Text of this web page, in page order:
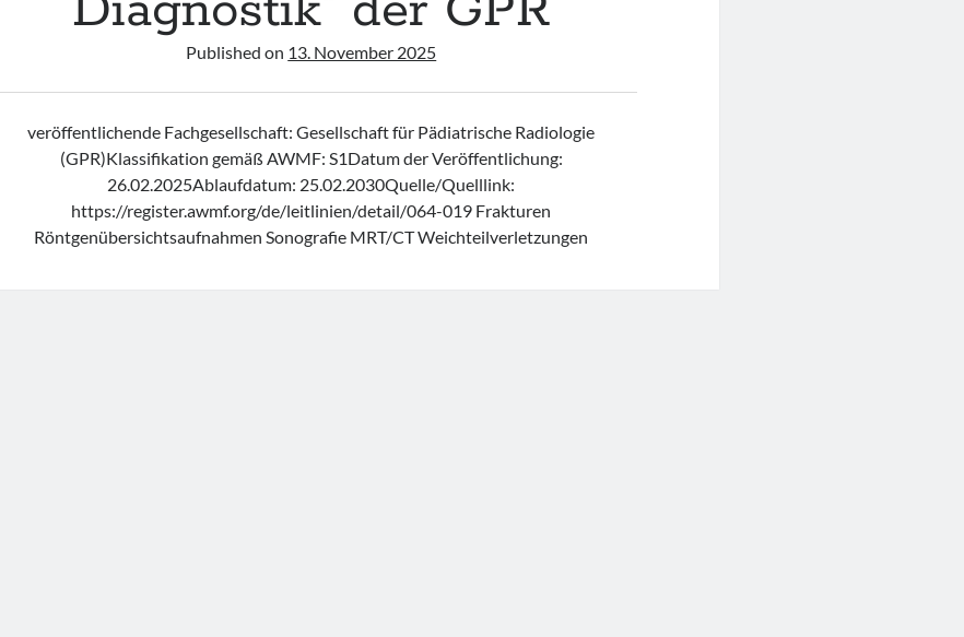
Published on 13. November 2025
veröffentlichende Fachgesellschaft: Gesellschaft für Pädiatrische Radiologie
(GPR)Klassifikation gemäß AWMF: S1Datum der Veröffentlichung:
26.02.2025Ablaufdatum: 25.02.2030Quelle/Quelllink:
https://register.awmf.org/de/leitlinien/detail/064-019 Frakturen
Röntgenübersichtsaufnahmen Sonografie MRT/CT Weichteilverletzungen